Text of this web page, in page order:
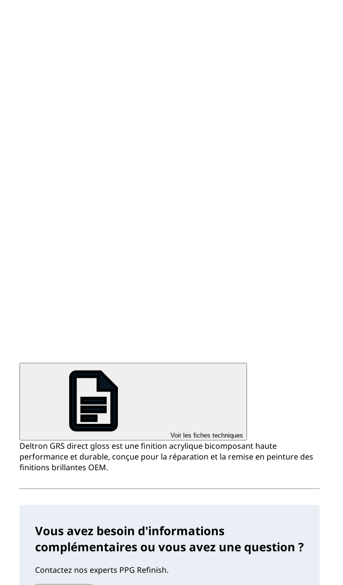
Voir les fiches techniques
Deltron GRS direct gloss est une finition acrylique bicomposant haute
performance et durable, conçue pour la réparation et la remise en peinture des
finitions brillantes OEM.
Vous avez besoin d'informations
complémentaires ou vous avez une question ?
Contactez nos experts PPG Refinish.